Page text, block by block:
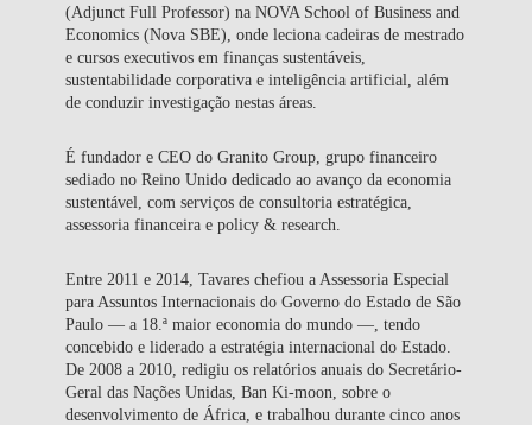
(Adjunct Full Professor) na NOVA School of Business and
Economics (Nova SBE), onde leciona cadeiras de mestrado
e cursos executivos em finanças sustentáveis,
sustentabilidade corporativa e inteligência artificial, além
de conduzir investigação nestas áreas.
É fundador e CEO do Granito Group, grupo financeiro
sediado no Reino Unido dedicado ao avanço da economia
sustentável, com serviços de consultoria estratégica,
assessoria financeira e policy & research.
Entre 2011 e 2014, Tavares chefiou a Assessoria Especial
para Assuntos Internacionais do Governo do Estado de São
Paulo — a 18.ª maior economia do mundo —, tendo
concebido e liderado a estratégia internacional do Estado.
De 2008 a 2010, redigiu os relatórios anuais do Secretário-
Geral das Nações Unidas, Ban Ki-moon, sobre o
desenvolvimento de África, e trabalhou durante cinco anos